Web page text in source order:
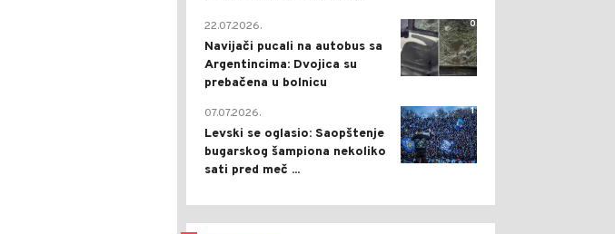
0
22.07.2026.
Navijači pucali na autobus sa
Argentincima: Dvojica su
prebačena u bolnicu
1
07.07.2026.
Levski se oglasio: Saopštenje
bugarskog šampiona nekoliko
sati pred meč ...